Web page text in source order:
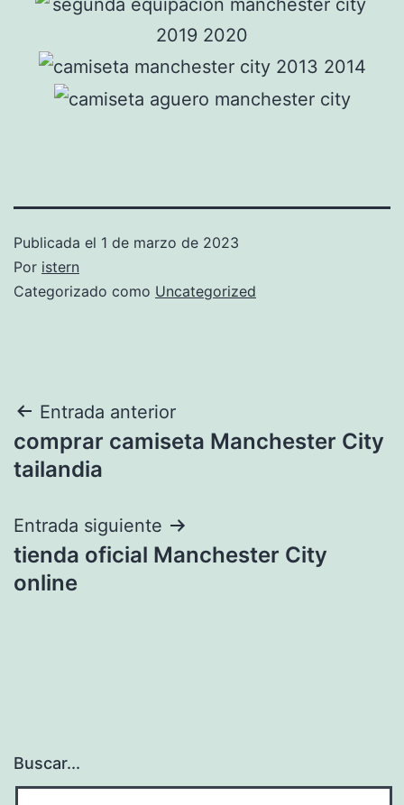
Publicada el 1 de marzo de 2023
Por istern
Categorizado como Uncategorized
Navegación
de
Entrada anterior
comprar camiseta Manchester City
tailandia
Entrada siguiente
tienda oficial Manchester City
online
Buscar...